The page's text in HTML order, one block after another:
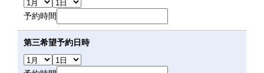
予約時間
第三希望予約日時